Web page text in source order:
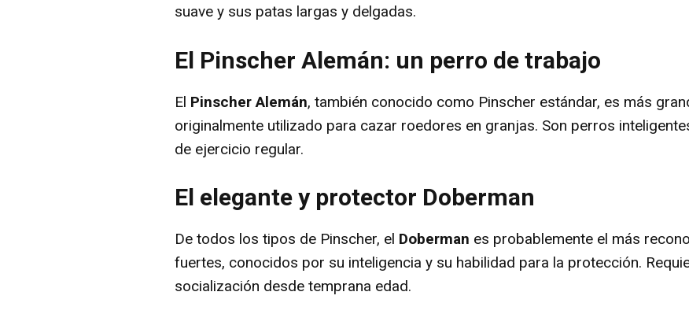
suave y sus patas largas y delgadas.
El Pinscher Alemán: un perro de trabajo
El Pinscher Alemán, también conocido como Pinscher estándar, es más
originalmente utilizado para cazar roedores en granjas. Son perros
de ejercicio regular.
El elegante y protector Doberman
De todos los tipos de Pinscher, el Doberman es probablemente el más
fuertes, conocidos por su inteligencia y su habilidad para la protección.
socialización desde temprana edad.